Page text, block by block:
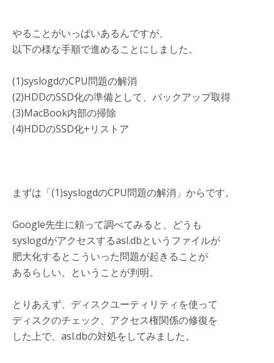
やることがいっぱいあるんですが、
以下の様な手順で進めることにしました。
(1)syslogdのCPU問題の解消
(2)HDDのSSD化の準備として、バックアップ取得
(3)MacBook内部の掃除
(4)HDDのSSD化+リストア
まずは「(1)syslogdのCPU問題の解消」からです。
Google先生に頼って調べてみると、どうも
syslogdがアクセスするasl.dbというファイルが
肥大化するとこういった問題が起きることが
あるらしい、ということが判明。
とりあえず、ディスクユーティリティを使って
ディスクのチェック、アクセス権関係の修復を
した上で、asl.dbの対処をしてみました。